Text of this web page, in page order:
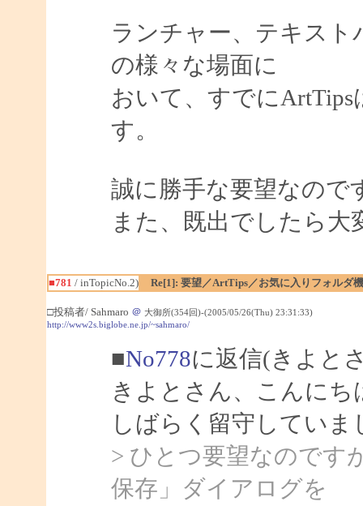
ランチャー、テキス
の様々な場面に
おいて、すでに
す。
誠に勝手な要望なので
また、既出でしたら
■781 / inTopicNo.2) Re[1]: 要望／ArtTips／お気に入りフォルダ
□投稿者/ Sahmaro ＠ 大御所(354回)-(2005/05/26(Thu) 23:31:33)
http://www2s.biglobe.ne.jp/~sahmaro/
■No778に返信(きよと
きよとさん、こんにち
しばらく留守していま
> ひとつ要望なのです
保存」ダイアログを